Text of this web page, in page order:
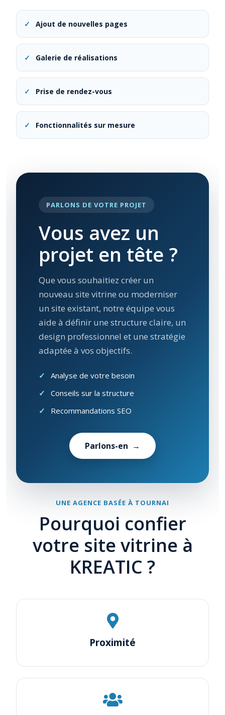
✓ Ajout de nouvelles pages
✓ Galerie de réalisations
✓ Prise de rendez-vous
✓ Fonctionnalités sur mesure
PARLONS DE VOTRE PROJET
Vous avez un
projet en tête ?
Que vous souhaitiez créer un
nouveau site vitrine ou moderniser
un site existant, notre équipe vous
aide à définir une structure claire, un
design professionnel et une stratégie
adaptée à vos objectifs.
✓
Analyse de votre besoin
✓
Conseils sur la structure
✓
Recommandations SEO
Parlons-en →
UNE AGENCE BASÉE À TOURNAI
Pourquoi confier
votre site vitrine à
KREATIC ?
Proximité